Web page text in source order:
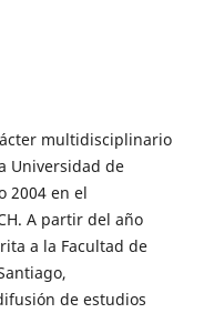
multidisciplinario
Universidad de
2004 en el
A partir del año
a la Facultad de
de estudios